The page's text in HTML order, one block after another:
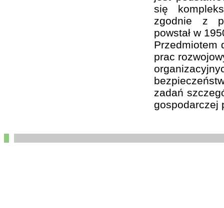
się
zgodnie z
powstał w
Przedmiotem
prac
zadań
gospodarczej